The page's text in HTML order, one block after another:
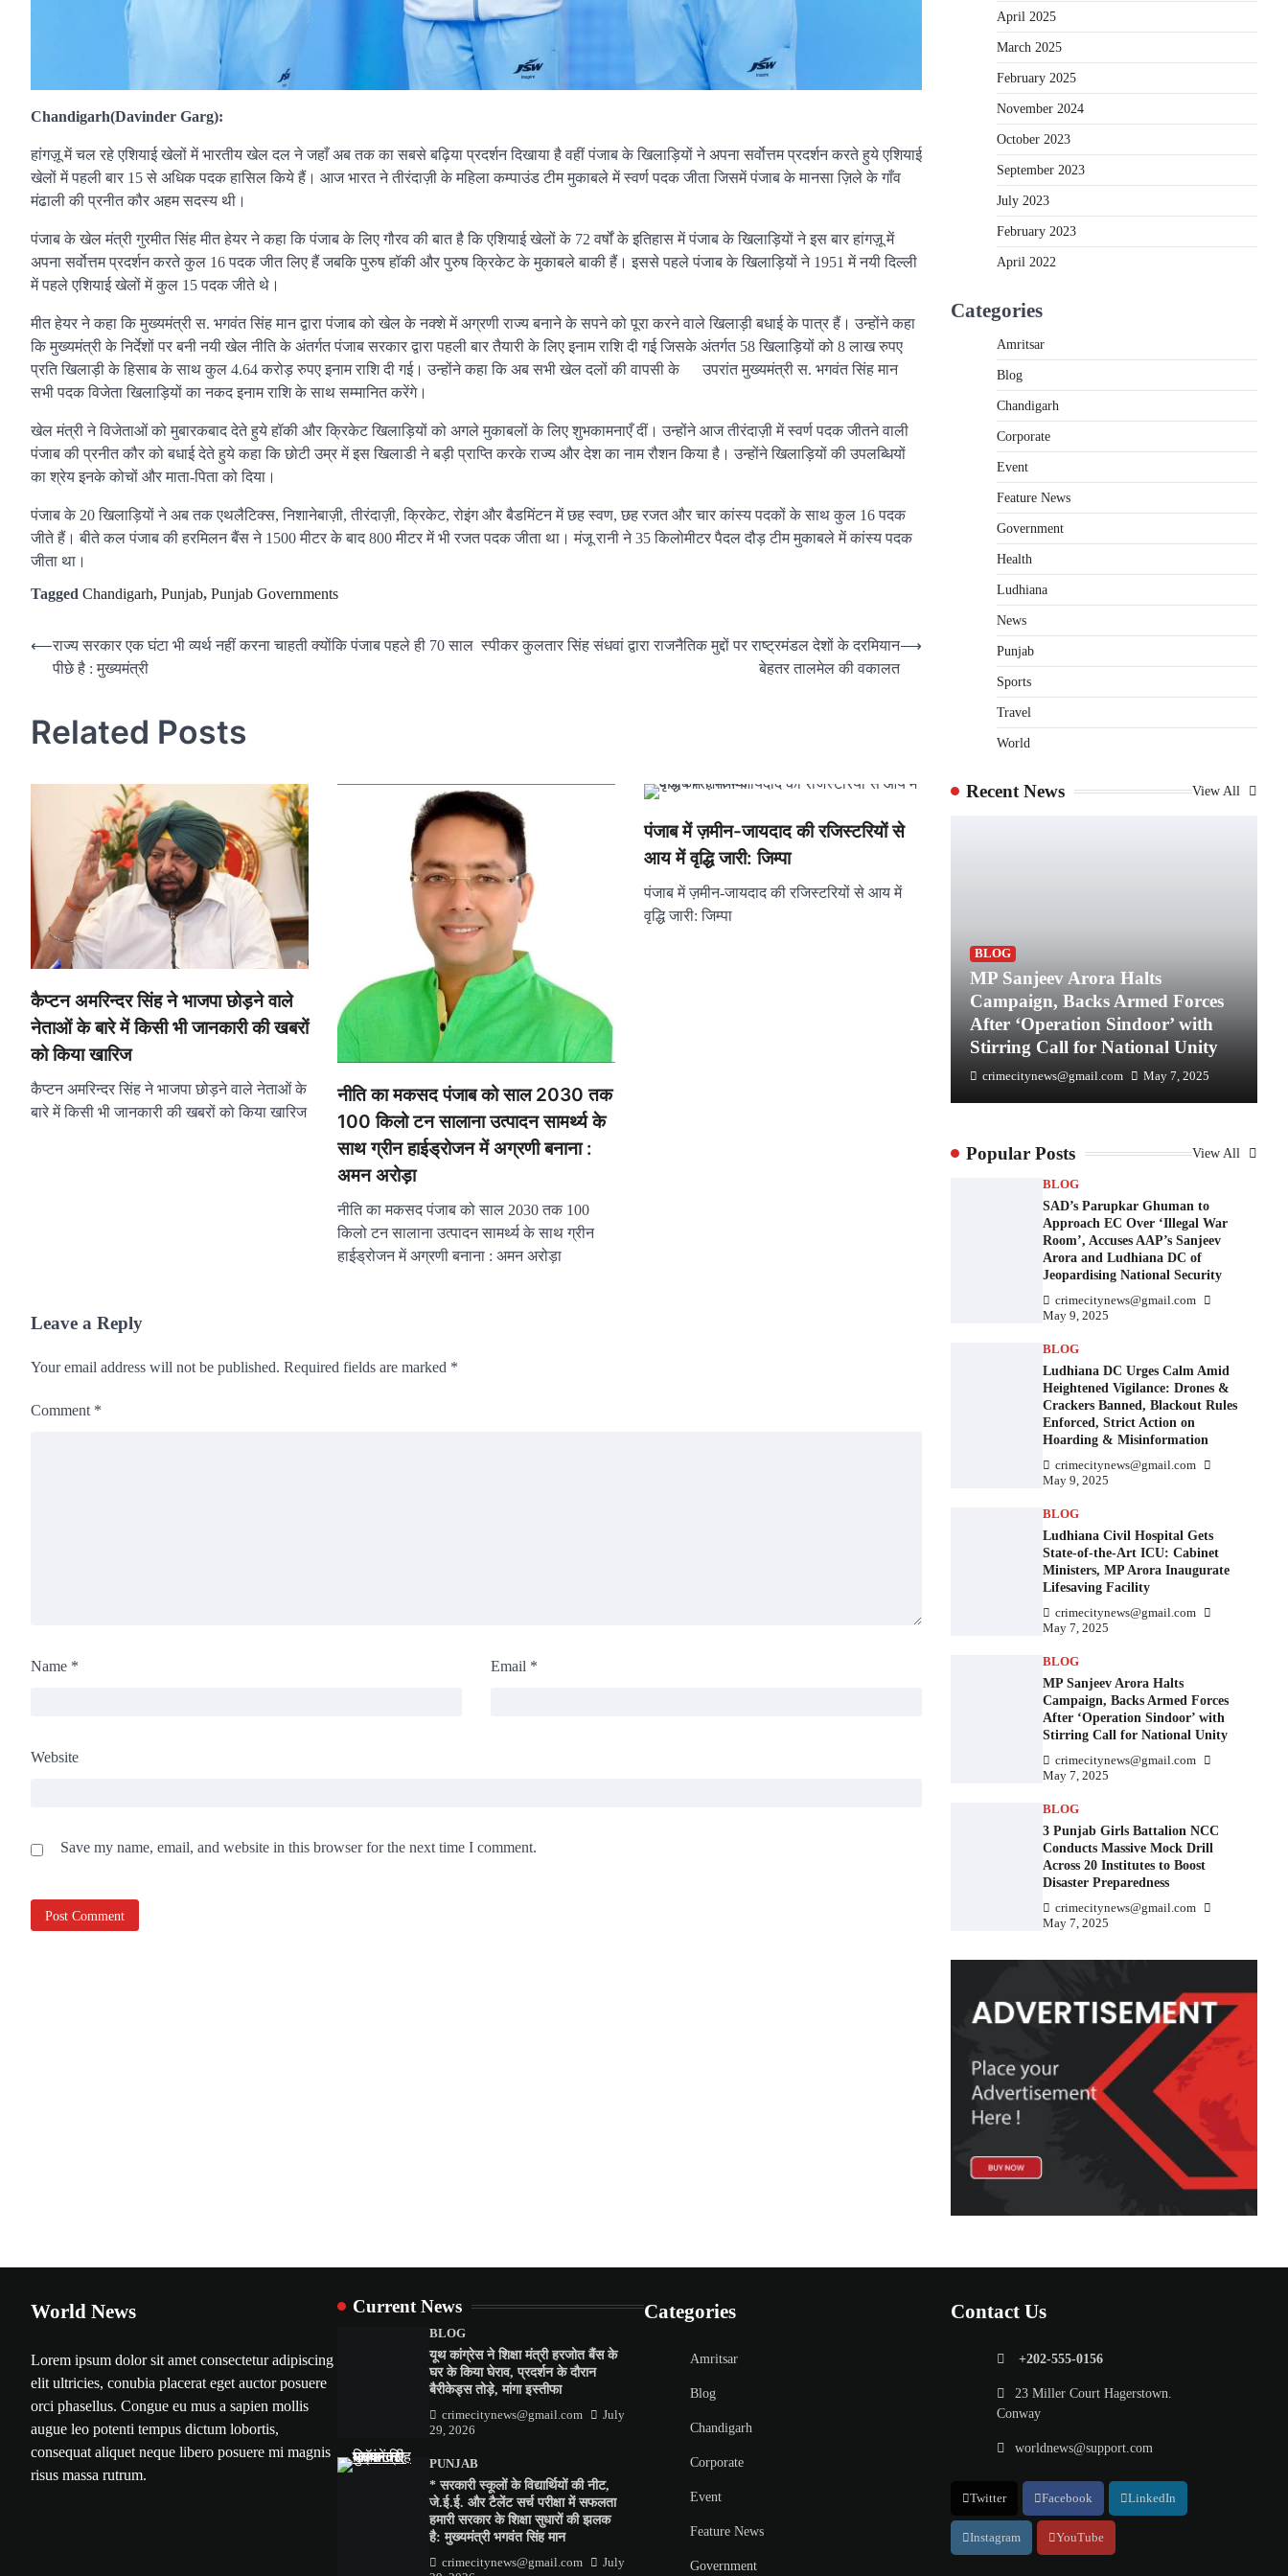
Chandigarh(Davinder Garg):
हांगज़ू में चल रहे एशियाई खेलों में भारतीय खेल दल ने जहाँ अब तक का सबसे बढ़िया प्रदर्शन दिखाया है वहीं पंजाब के खिलाड़ियों ने अपना सर्वाेत्तम प्रदर्शन करते हुये एशियाई
खेलों में पहली बार 15 से अधिक पदक हासिल किये हैं। आज भारत ने तीरंदाज़ी के महिला कम्पाउंड टीम मुकाबले में स्वर्ण पदक जीता जिसमें पंजाब के मानसा ज़िले के गाँव
मंढाली की प्रनीत कौर अहम सदस्य थी।
पंजाब के खेल मंत्री गुरमीत सिंह मीत हेयर ने कहा कि पंजाब के लिए गौरव की बात है कि एशियाई खेलों के 72 वर्षों के इतिहास में पंजाब के खिलाड़ियों ने इस बार हांगज़ू में
अपना सर्वाेत्तम प्रदर्शन करते कुल 16 पदक जीत लिए हैं जबकि पुरुष हॉकी और पुरुष क्रिकेट के मुकाबले बाकी हैं। इससे पहले पंजाब के खिलाड़ियों ने 1951 में नयी दिल्ली
में पहले एशियाई खेलों में कुल 15 पदक जीते थे।
मीत हेयर ने कहा कि मुख्यमंत्री स. भगवंत सिंह मान द्वारा पंजाब को खेल के नक्शे में अग्रणी राज्य बनाने के सपने को पूरा करने वाले खिलाड़ी बधाई के पात्र हैं। उन्होंने कहा
कि मुख्यमंत्री के निर्देशों पर बनी नयी खेल नीति के अंतर्गत पंजाब सरकार द्वारा पहली बार तैयारी के लिए इनाम राशि दी गई जिसके अंतर्गत 58 खिलाड़ियों को 8 लाख रुपए
प्रति खिलाड़ी के हिसाब के साथ कुल 4.64 करोड़ रुपए इनाम राशि दी गई। उन्होंने कहा कि अब सभी खेल दलों की वापसी के उपरांत मुख्यमंत्री स. भगवंत सिंह मान
सभी पदक विजेता खिलाड़ियों का नकद इनाम राशि के साथ सम्मानित करेंगे।
खेल मंत्री ने विजेताओं को मुबारकबाद देते हुये हॉकी और क्रिकेट खिलाड़ियों को अगले मुकाबलों के लिए शुभकामनाएँ दीं। उन्होंने आज तीरंदाज़ी में स्वर्ण पदक जीतने वाली
पंजाब की प्रनीत कौर को बधाई देते हुये कहा कि छोटी उम्र में इस खिलाडी ने बड़ी प्राप्ति करके राज्य और देश का नाम रौशन किया है। उन्होंने खिलाड़ियों की उपलब्धियों
का श्रेय इनके कोचों और माता-पिता को दिया।
पंजाब के 20 खिलाड़ियों ने अब तक एथलैटिक्स, निशानेबाज़ी, तीरंदाज़ी, क्रिकेट, रोइंग और बैडमिंटन में छह स्वण, छह रजत और चार कांस्य पदकों के साथ कुल 16 पदक
जीते हैं। बीते कल पंजाब की हरमिलन बैंस ने 1500 मीटर के बाद 800 मीटर में भी रजत पदक जीता था। मंजू रानी ने 35 किलोमीटर पैदल दौड़ टीम मुकाबले में कांस्य पदक
जीता था।
Tagged Chandigarh, Punjab, Punjab Governments
Post
navigation
⟵राज्य सरकार एक घंटा भी व्यर्थ नहीं करना चाहती क्योंकि पंजाब पहले ही 70 साल
पीछे है : मुख्यमंत्री
स्पीकर कुलतार सिंह संधवां द्वारा राजनैतिक मुद्दों पर राष्ट्रमंडल देशों के दरमियान
बेहतर तालमेल की वकालत
⟶
Related Posts
कैप्टन अमरिन्दर सिंह ने भाजपा छोड़ने वाले
नेताओं के बारे में किसी भी जानकारी की खबरों
को किया खारिज
कैप्टन अमरिन्दर सिंह ने भाजपा छोड़ने वाले नेताओं के
बारे में किसी भी जानकारी की खबरों को किया खारिज
नीति का मकसद पंजाब को साल 2030 तक
100 किलो टन सालाना उत्पादन सामर्थ्य के
साथ ग्रीन हाईड्रोजन में अग्रणी बनाना :
अमन अरोड़ा
नीति का मकसद पंजाब को साल 2030 तक 100
किलो टन सालाना उत्पादन सामर्थ्य के साथ ग्रीन
हाईड्रोजन में अग्रणी बनाना : अमन अरोड़ा
पंजाब में ज़मीन-जायदाद की रजिस्टरियों से
आय में वृद्धि जारी: जिम्पा
पंजाब में ज़मीन-जायदाद की रजिस्टरियों से आय में
वृद्धि जारी: जिम्पा
Leave a Reply
Your email address will not be published. Required fields are marked *
Comment *
Name * Email *
Website
Save my name, email, and website in this browser for the next time I comment.
April 2025
March 2025
February 2025
November 2024
October 2023
September 2023
July 2023
February 2023
April 2022
Categories
Amritsar
Blog
Chandigarh
Corporate
Event
Feature News
Government
Health
Ludhiana
News
Punjab
Sports
Travel
World
Recent News View All
BLOG
MP Sanjeev Arora Halts
Campaign, Backs Armed Forces
After ‘Operation Sindoor’ with
Stirring Call for National Unity
crimecitynews@gmail.com May 7, 2025
Popular Posts View All
BLOG
SAD’s Parupkar Ghuman to
Approach EC Over ‘Illegal War
Room’, Accuses AAP’s Sanjeev
Arora and Ludhiana DC of
Jeopardising National Security
crimecitynews@gmail.com
May 9, 2025
BLOG
Ludhiana DC Urges Calm Amid
Heightened Vigilance: Drones &
Crackers Banned, Blackout Rules
Enforced, Strict Action on
Hoarding & Misinformation
crimecitynews@gmail.com
May 9, 2025
BLOG
Ludhiana Civil Hospital Gets
State-of-the-Art ICU: Cabinet
Ministers, MP Arora Inaugurate
Lifesaving Facility
crimecitynews@gmail.com
May 7, 2025
BLOG
MP Sanjeev Arora Halts
Campaign, Backs Armed Forces
After ‘Operation Sindoor’ with
Stirring Call for National Unity
crimecitynews@gmail.com
May 7, 2025
BLOG
3 Punjab Girls Battalion NCC
Conducts Massive Mock Drill
Across 20 Institutes to Boost
Disaster Preparedness
crimecitynews@gmail.com
May 7, 2025
World News
Lorem ipsum dolor sit amet consectetur adipiscing
elit ultricies, conubia placerat eget auctor posuere
orci phasellus. Congue eu mus a sapien mollis
augue leo potenti tempus dictum lobortis,
consequat aliquet neque libero posuere mi magnis
risus massa rutrum.
Current News
BLOG
यूथ कांग्रेस ने शिक्षा मंत्री हरजोत बैंस के
घर के किया घेराव, प्रदर्शन के दौरान
बैरीकेड्स तोड़े, मांगा इस्तीफा
crimecitynews@gmail.com
July
29, 2026
PUNJAB
* सरकारी स्कूलों के विद्यार्थियों की नीट,
जे.ई.ई. और टैलेंट सर्च परीक्षा में सफलता
हमारी सरकार के शिक्षा सुधारों की झलक
है: मुख्यमंत्री भगवंत सिंह मान
crimecitynews@gmail.com
July
Categories
Amritsar
Blog
Chandigarh
Corporate
Event
Feature News
Government
Contact Us
+202-555-0156
23 Miller Court Hagerstown.
Conway
worldnews@support.com
Twitter Facebook LinkedIn
Instagram YouTube